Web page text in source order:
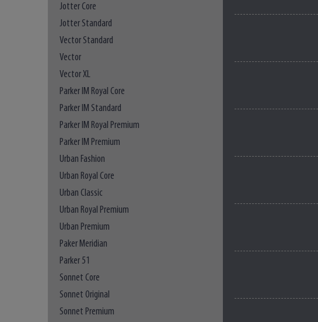
Jotter Core
Jotter Standard
Vector Standard
Vector
Vector XL
Parker IM Royal Core
Parker IM Standard
Parker IM Royal Premium
Parker IM Premium
Urban Fashion
Urban Royal Core
Urban Classic
Urban Royal Premium
Urban Premium
Paker Meridian
Parker 51
Sonnet Core
Sonnet Original
Sonnet Premium